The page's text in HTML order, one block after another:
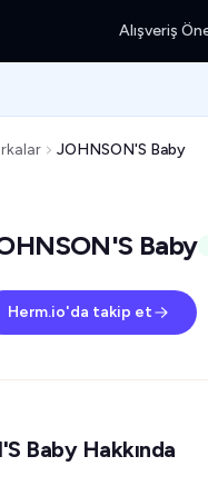
Alışveriş
JOHNSON'S Baby
Baby
Herm.io'da takip et
Baby Hakkında